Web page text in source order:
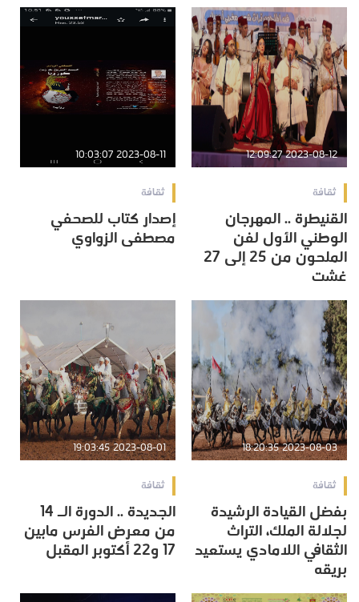
2023-08-12 12:09:27
ثقافة
القنيطرة .. المهرجان
الوطني الأول لفن
الملحون من 25 إلى 27
غشت
2023-08-11 10:03:07
ثقافة
إصدار كتاب للصحفي
مصطفى الزواوي
2023-08-03 18:20:35
ثقافة
بفضل القيادة الرشيدة
لجلالة الملك، التراث
الثقافي اللامادي يستعيد
بريقه
2023-08-01 19:03:45
ثقافة
الجديدة .. الدورة الـ 14
من معرض الفرس مابين
17 و22 أكتوبر المقبل